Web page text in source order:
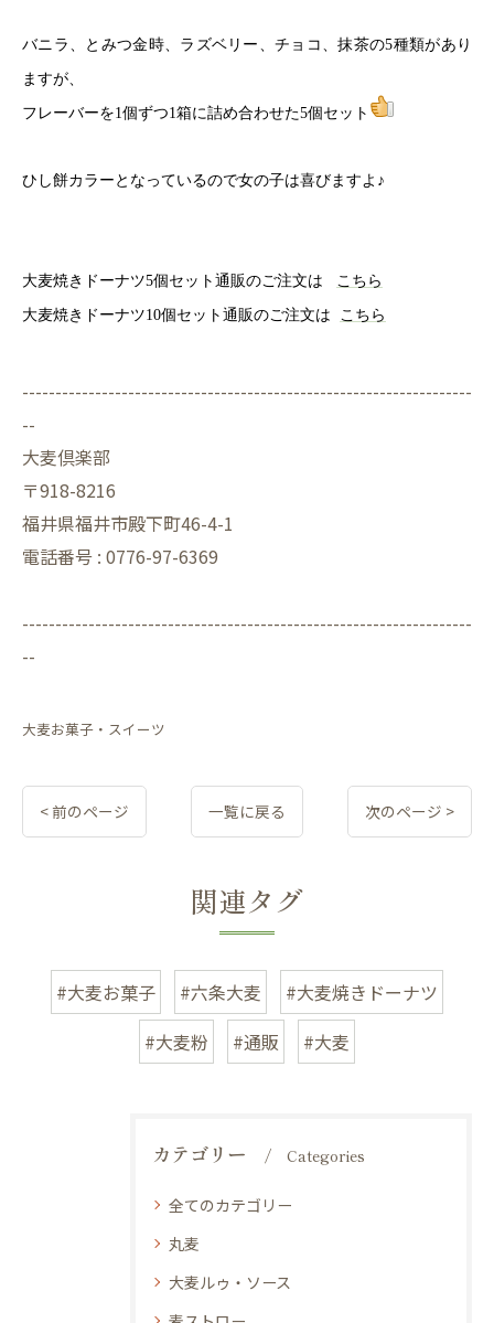
バニラ、とみつ金時、ラズベリー、チョコ、抹茶の5種類があり
ますが、
フレーバーを1個ずつ1箱に詰め合わせた5個セット
ひし餅カラーとなっているので女の子は喜びますよ♪
大麦焼きドーナツ5個セット通販のご注文は こちら
大麦焼きドーナツ10個セット通販のご注文は こちら
--------------------------------------------------------------------
--
大麦倶楽部
〒918-8216
福井県福井市殿下町46-4-1
電話番号 : 0776-97-6369
--------------------------------------------------------------------
--
大麦お菓子・スイーツ
< 前のページ 一覧に戻る 次のページ >
関連タグ
#大麦お菓子 #六条大麦
#大麦焼きドーナツ
#大麦粉
#通販 #大麦
カテゴリー Categories
全てのカテゴリー
丸麦
大麦ルゥ・ソース